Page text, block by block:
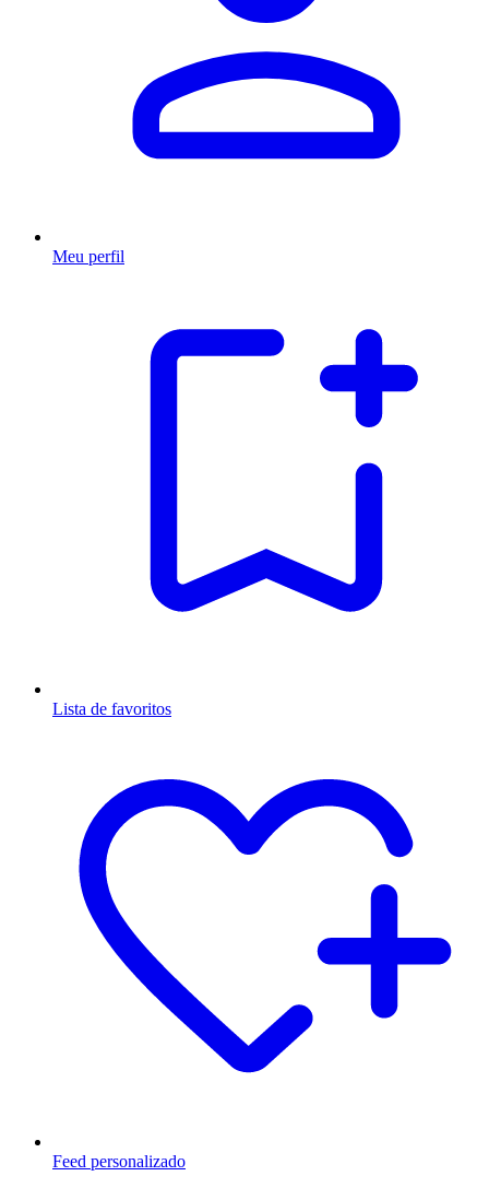
Meu perfil
Lista de favoritos
Feed personalizado